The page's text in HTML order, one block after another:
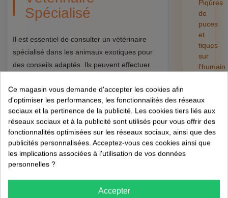
Spécialisé
Il est essentiel de consulter un vétérinaire
spécialisé dans les animaux exotiques pour
des conseils adaptés. Ils peuvent effectuer
traitements antiparasitaires.
Environnement Sain
Maintenez une hygiène rigoureuse dans
l'habitat de votre animal.
Assurez-vous que l'environnement est adapté
Piqûres
de
puces
et
tiques
sur
l'humain
retrait
et
01/08/
Ce magasin vous demande d'accepter les cookies afin
d'optimiser les performances, les fonctionnalités des réseaux
sociaux et la pertinence de la publicité. Les cookies tiers liés aux
réseaux sociaux et à la publicité sont utilisés pour vous offrir des
fonctionnalités optimisées sur les réseaux sociaux, ainsi que des
publicités personnalisées. Acceptez-vous ces cookies ainsi que
les implications associées à l'utilisation de vos données
personnelles ?
Accepter